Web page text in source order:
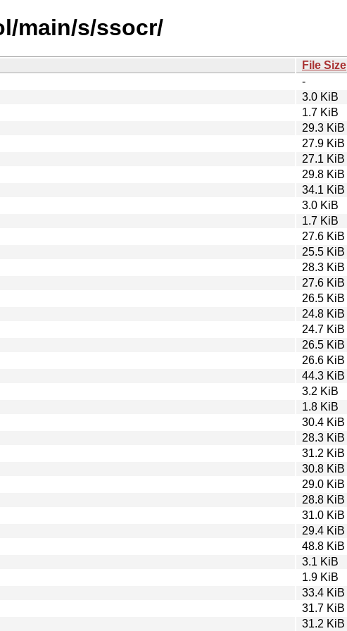
main/s/ssocr/
File Size
-
3.0 KiB
1.7 KiB
29.3 KiB
27.9 KiB
27.1 KiB
29.8 KiB
34.1 KiB
3.0 KiB
1.7 KiB
27.6 KiB
25.5 KiB
28.3 KiB
27.6 KiB
26.5 KiB
24.8 KiB
24.7 KiB
26.5 KiB
26.6 KiB
44.3 KiB
3.2 KiB
1.8 KiB
30.4 KiB
28.3 KiB
31.2 KiB
30.8 KiB
29.0 KiB
28.8 KiB
31.0 KiB
29.4 KiB
48.8 KiB
3.1 KiB
1.9 KiB
33.4 KiB
31.7 KiB
31.2 KiB